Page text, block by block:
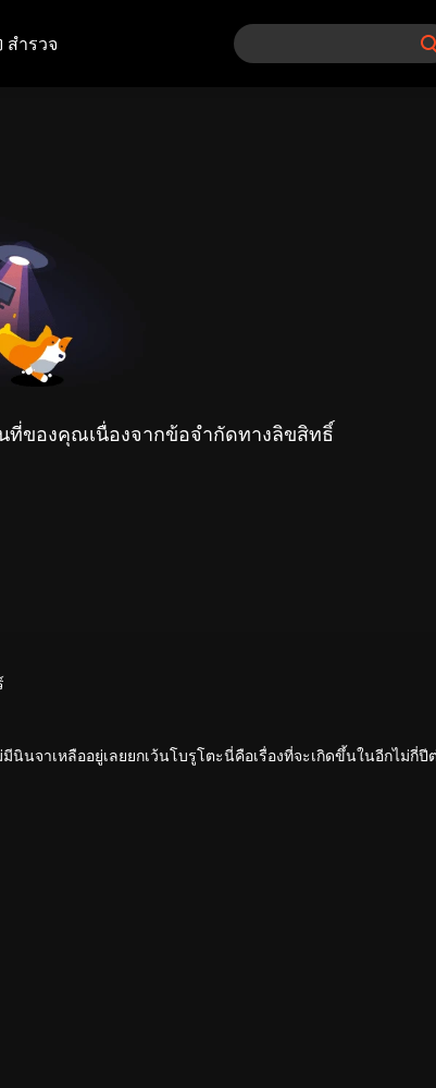
สำรวจ
ที่ของคุณเนื่องจากข้อจำกัดทางลิขสิทธิ์
นจาเหลืออยู่เลยยกเว้นโบรูโตะนี่คือเรื่องที่จะเกิดขึ้นในอีกไม่กี่ปี